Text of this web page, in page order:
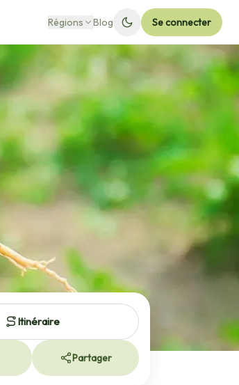
Régions Blog Se connecter
Itinéraire
Partager